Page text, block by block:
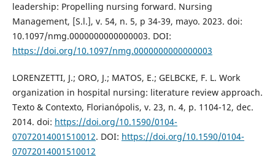
leadership: Propelling nursing forward. Nursing
Management, [S.l.], v. 54, n. 5, p 34-39, mayo. 2023. doi:
10.1097/nmg.0000000000000003. DOI:
https://doi.org/10.1097/nmg.0000000000000003
LORENZETTI, J.; ORO, J.; MATOS, E.; GELBCKE, F. L. Work
organization in hospital nursing: literature review approach.
Texto & Contexto, Florianópolis, v. 23, n. 4, p. 1104-12, dec.
2014. doi: https://doi.org/10.1590/0104-
07072014001510012. DOI: https://doi.org/10.1590/0104-
07072014001510012